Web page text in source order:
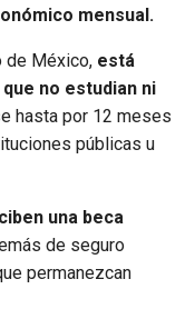
mensual.
de México, está
no estudian ni
hasta por 12 meses
públicas u
una beca
de seguro
permanezcan